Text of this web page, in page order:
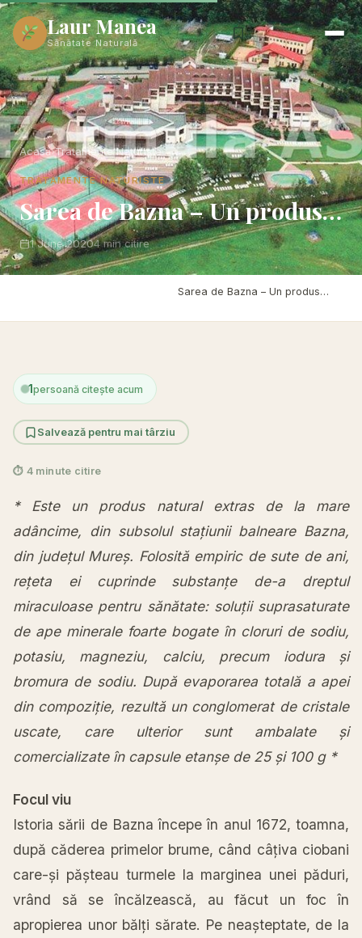
Laur Manea
Sănătate Naturală
Acasă›Tratamente Naturiste
TRATAMENTE NATURISTE
Sarea de Bazna – Un produs…
1 June 20204 min citire
Sarea de Bazna – Un produs…
1persoană citește acum
Salvează pentru mai târziu
⏱ 4 minute citire
* Este un produs natural extras de la mare
adâncime, din subsolul stațiunii balneare Bazna,
din județul Mureș. Folosită empiric de sute de ani,
rețeta ei cuprinde substanțe de-a dreptul
miraculoase pentru sănătate: soluții suprasaturate
de ape minerale foarte bogate în cloruri de sodiu,
potasiu, magneziu, calciu, precum iodura și
bromura de sodiu. După evaporarea totală a apei
din compoziție, rezultă un conglomerat de cristale
uscate, care ulterior sunt ambalate și
comercializate în capsule etanșe de 25 și 100 g *
Focul viu
Istoria sării de Baznaîncepe în anul 1672, toamna,
după căderea primelor brume, când câțiva ciobani
care-și pășteau turmele la marginea unei păduri,
vrând
să seîncălzească, aufăcut un focîn
apropierea unor bălți sărate. Pe neașteptate, de la